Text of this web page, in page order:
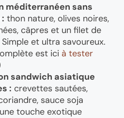
méditerranéen sans
thon nature, olives noires,
câpres et un filet de
et ultra savoureux.
est ici à tester
sandwich asiatique
: crevettes sautées,
sauce soja
touche exotique